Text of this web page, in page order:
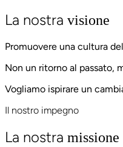
La nostra visione
Promuovere una cultura
Non un ritorno al passato,
Vogliamo ispirare un
Il nostro impegno
La nostra missione